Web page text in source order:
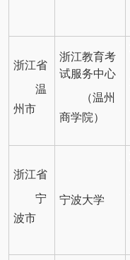
浙江省
温
州市
浙江教育考
试服务中心
（温州
商学院）
浙江省
宁
波市
宁波大学